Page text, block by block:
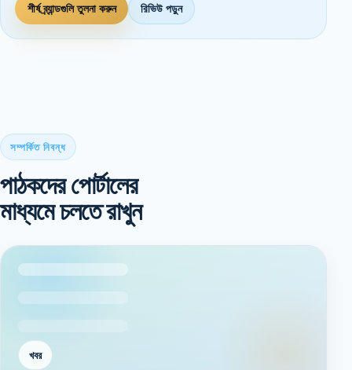
শীর্ষ ব্র্যান্ডগুলি তুলনা করুন রিভিউ পড়ুন
সম্পর্কিত নিবন্ধ
পাঠকদের পোর্টালের
মাধ্যমে চলতে রাখুন
খবর